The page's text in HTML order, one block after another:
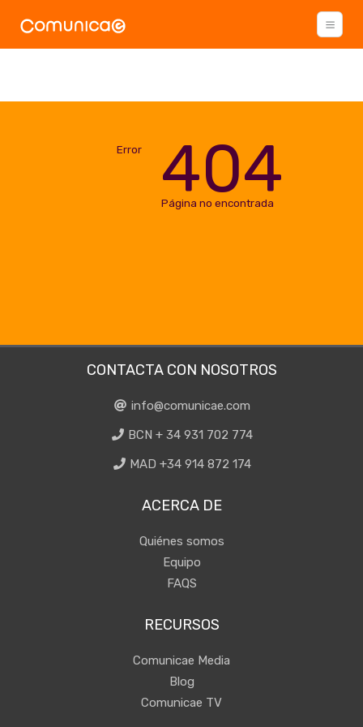
Error 404
Página no encontrada
CONTACTA CON NOSOTROS
info@comunicae.com
BCN + 34 931 702 774
MAD +34 914 872 174
ACERCA DE
Quiénes somos
Equipo
FAQS
RECURSOS
Comunicae Media
Blog
Comunicae TV